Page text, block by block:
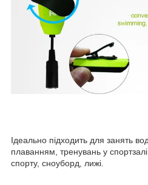
Ідеально підходить для занять
плаванням, тренувань у
спорту, сноуборд, лижі.